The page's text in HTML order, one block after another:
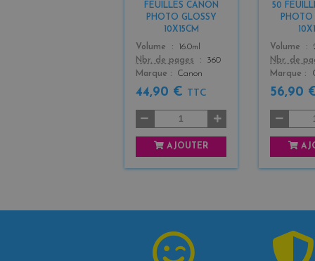
FEUILLES CANON
PHOTO GLOSSY
10X15CM
Color
Volume
16.0ml
Nbr. de pages
360
Marque
Canon
44,90 € TTC
AJOUTER
50
PHOTO
Color
Volume
Nbr. de
Marque
56,90